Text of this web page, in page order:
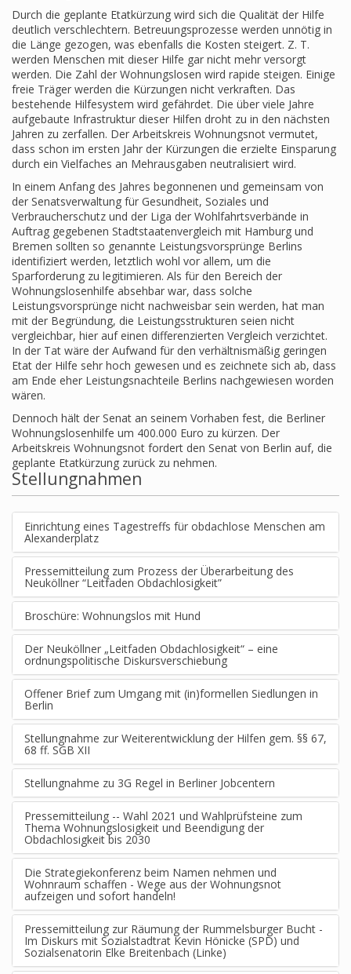
Durch die geplante Etatkürzung wird sich die Qualität der Hilfe
deutlich verschlechtern. Betreuungsprozesse werden unnötig in
die Länge gezogen, was ebenfalls die Kosten steigert. Z. T.
werden Menschen mit dieser Hilfe gar nicht mehr versorgt
werden. Die Zahl der Wohnungslosen wird rapide steigen. Einige
freie Träger werden die Kürzungen nicht verkraften. Das
bestehende Hilfesystem wird gefährdet. Die über viele Jahre
aufgebaute Infrastruktur dieser Hilfen droht zu in den nächsten
Jahren zu zerfallen. Der Arbeitskreis Wohnungsnot vermutet,
dass schon im ersten Jahr der Kürzungen die erzielte Einsparung
durch ein Vielfaches an Mehrausgaben neutralisiert wird.
In einem Anfang des Jahres begonnenen und gemeinsam von
der Senatsverwaltung für Gesundheit, Soziales und
Verbraucherschutz und der Liga der Wohlfahrtsverbände in
Auftrag gegebenen Stadtstaatenvergleich mit Hamburg und
Bremen sollten so genannte Leistungsvorsprünge Berlins
identifiziert werden, letztlich wohl vor allem, um die
Sparforderung zu legitimieren. Als für den Bereich der
Wohnungslosenhilfe absehbar war, dass solche
Leistungsvorsprünge nicht nachweisbar sein werden, hat man
mit der Begründung, die Leistungsstrukturen seien nicht
vergleichbar, hier auf einen differenzierten Vergleich verzichtet.
In der Tat wäre der Aufwand für den verhältnismäßig geringen
Etat der Hilfe sehr hoch gewesen und es zeichnete sich ab, dass
am Ende eher Leistungsnachteile Berlins nachgewiesen worden
wären.
Dennoch hält der Senat an seinem Vorhaben fest, die Berliner
Wohnungslosenhilfe um 400.000 Euro zu kürzen. Der
Arbeitskreis Wohnungsnot fordert den Senat von Berlin auf, die
geplante Etatkürzung zurück zu nehmen.
Stellungnahmen
Einrichtung eines Tagestreffs für obdachlose Menschen am
Alexanderplatz
Pressemitteilung zum Prozess der Überarbeitung des
Neuköllner “Leitfaden Obdachlosigkeit”
Broschüre: Wohnungslos mit Hund
Der Neuköllner „Leitfaden Obdachlosigkeit“ – eine
ordnungspolitische Diskursverschiebung
Offener Brief zum Umgang mit (in)formellen Siedlungen in
Berlin
Stellungnahme zur Weiterentwicklung der Hilfen gem. §§ 67,
68 ff. SGB XII
Stellungnahme zu 3G Regel in Berliner Jobcentern
Pressemitteilung -- Wahl 2021 und Wahlprüfsteine zum
Thema Wohnungslosigkeit und Beendigung der
Obdachlosigkeit bis 2030
Die Strategiekonferenz beim Namen nehmen und
Wohnraum schaffen - Wege aus der Wohnungsnot
aufzeigen und sofort handeln!
Pressemitteilung zur Räumung der Rummelsburger Bucht -
Im Diskurs mit Sozialstadtrat Kevin Hönicke (SPD) und
Sozialsenatorin Elke Breitenbach (Linke)